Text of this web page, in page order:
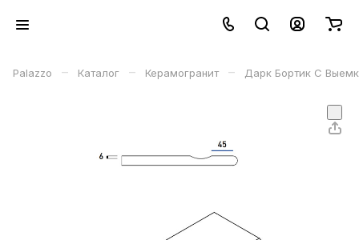
Palazzo – Каталог – Керамогранит – Дарк Бортик С